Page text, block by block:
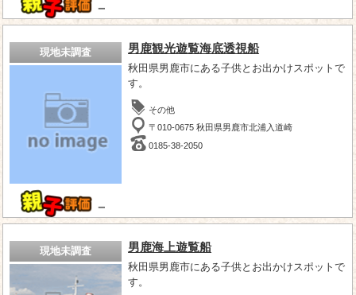
－
現地未調査
－
男鹿観光遊覧海底透視船
秋田県男鹿市にある子供とお出かけスポットで
す。
その他
〒010-0675 秋田県男鹿市北浦入道崎
0185-38-2050
現地未調査 男鹿海上遊覧船
秋田県男鹿市にある子供とお出かけスポットで
す。